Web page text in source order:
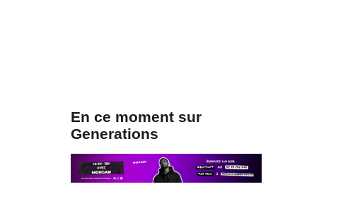
En ce moment sur
Generations